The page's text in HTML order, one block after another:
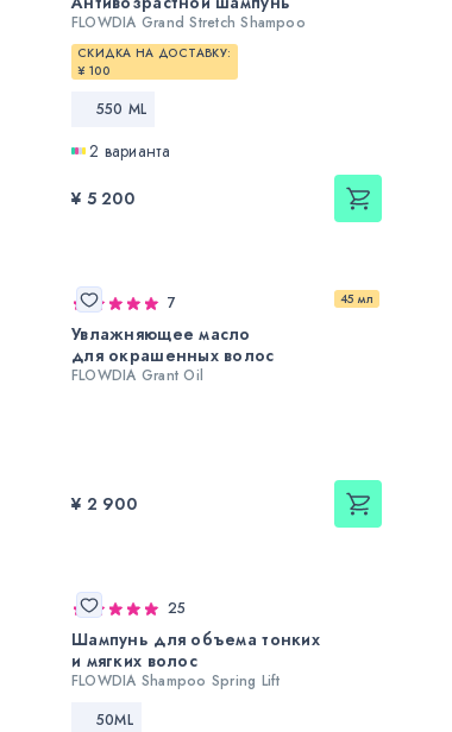
FLOWDIA Grand Stretch Shampoo
СКИДКА НА ДОСТАВКУ:
¥ 100
550 ML
2 варианта
¥ 5 200
45 мл
7
Увлажняющее масло
для окрашенных волос
FLOWDIA Grant Oil
¥ 2 900
25
Шампунь для объема тонких
и мягких волос
FLOWDIA Shampoo Spring Lift
50ML